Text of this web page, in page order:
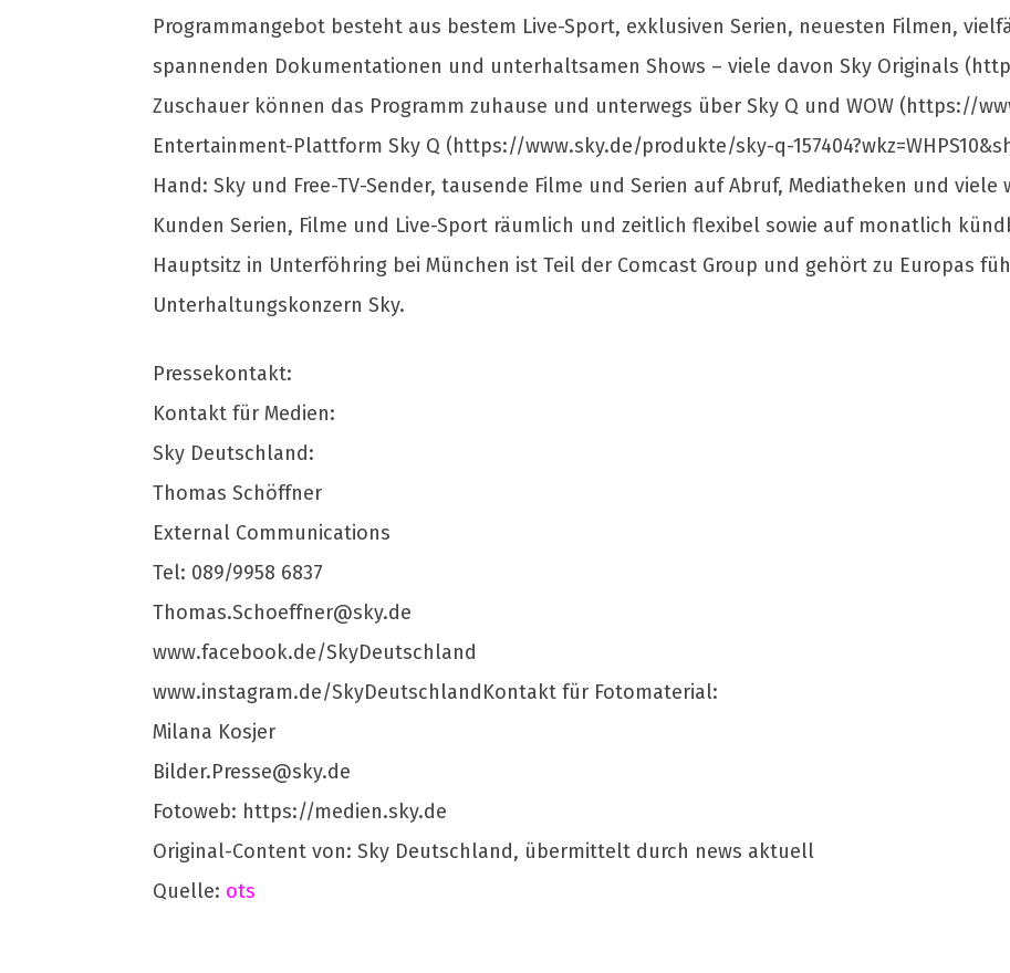
Programmangebot besteht aus bestem Live-Sport, exklusiven Serien, neuesten Filmen,
spannenden Dokumentationen und unterhaltsamen Shows – viele davon Sky Originals
Zuschauer können das Programm zuhause und unterwegs über Sky Q und WOW (https://
Entertainment-Plattform Sky Q (https://www.sky.de/produkte/sky-q-
Hand: Sky und Free-TV-Sender, tausende Filme und Serien auf Abruf, Mediatheken und viele
Kunden Serien, Filme und Live-Sport räumlich und zeitlich flexibel sowie auf monatlich
Hauptsitz in Unterföhring bei München ist Teil der Comcast Group und gehört zu Europas
Unterhaltungskonzern Sky.
Pressekontakt:
Kontakt für Medien:
Sky Deutschland:
Thomas Schöffner
External Communications
Tel: 089/9958 6837
Thomas.Schoeffner@sky.de
www.facebook.de/SkyDeutschland
www.instagram.de/SkyDeutschlandKontakt für Fotomaterial:
Milana Kosjer
Bilder.Presse@sky.de
Fotoweb: https://medien.sky.de
Original-Content von: Sky Deutschland, übermittelt durch news aktuell
Quelle: ots